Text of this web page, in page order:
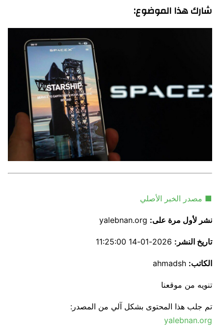
شارك هذا الموضوع:
■ مصدر الخبر الأصلي
نشر لأول مرة على: yalebnan.org
تاريخ النشر: 2026-01-14 11:25:00
الكاتب: ahmadsh
تنويه من موقعنا
تم جلب هذا المحتوى بشكل آلي من المصدر:
yalebnan.org